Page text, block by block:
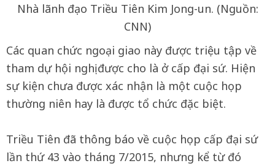
Nhà lãnh đạo Triều Tiên Kim Jong-un. (Nguồn:
CNN)
Các quan chức ngoại giao này được triệu tập về
tham dự hội nghị được cho là ở cấp đại sứ. Hiện
sự kiện chưa được xác nhận là một cuộc họp
thường niên hay là được tổ chức đặc biệt.
Triều Tiên đã thông báo về cuộc họp cấp đại sứ
lần thứ 43 vào tháng 7/2015, nhưng kể từ đó